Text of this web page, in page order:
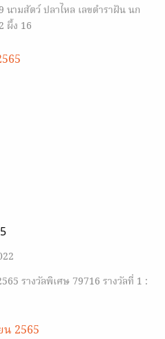
นามสัตว์ ปลาไหล เลขตำราฝัน นก
ผึ้ง 16
รางวัลพิเศษ 79716 รางวัลที่ 1 :